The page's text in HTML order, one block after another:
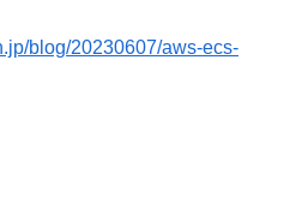
blog/20230607/aws-ecs-